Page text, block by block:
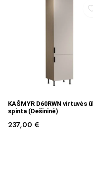
Į KREPŠELĮ
KAŠMYR D60RWN virtuvės
spinta (Dešininė)
237,00 €